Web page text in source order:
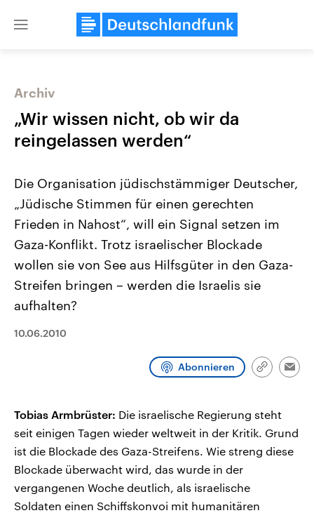
Close
Landtagswahl Sachsen-Anhalt
Alle Informationen
Sachsen-Anhalt wählt am 6.
September 2026 einen neuen
Landtag. Seit 2021 wird das
Bundesland von einer Koalition aus
Umfragen, Prognosen,
und Hintergründe zu den Parteien
und Kandidaten der anstehenden
USA
Hintergründe
Wirtschaftlich und
gehören die Vereinigten
Podcasts
Archiv
„Wir wissen nicht, ob wir da
reingelassen werden“
Die Organisation jüdischstämmiger Deutscher,
„Jüdische Stimmen für einen gerechten
Frieden in Nahost“, will ein Signal setzen im
Gaza-Konflikt. Trotz israelischer Blockade
wollen sie von See aus Hilfsgüter in den Gaza-
Streifen bringen – werden die Israelis sie
aufhalten?
10.06.2010
Abonnieren
Link
Tobias Armbrüster: Die israelische Regierung steht
seit einigen Tagen wieder weltweit in der Kritik. Grund
ist die Blockade des Gaza-Streifens. Wie streng diese
Blockade überwacht wird, das wurde in der
vergangenen Woche deutlich, als israelische
Soldaten einen Schiffskonvoi mit humanitären